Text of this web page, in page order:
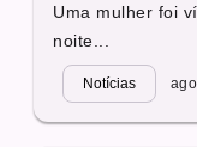
Uma mulher foi
noite...
Notícias